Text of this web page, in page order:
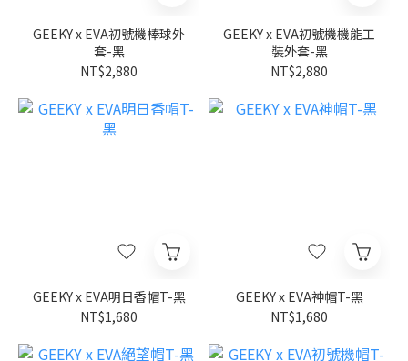
GEEKY x EVA初號機棒球外
套-黑
NT$2,880
GEEKY x EVA初號機機能工
裝外套-黑
NT$2,880
GEEKY x EVA明日香帽T-黑
NT$1,680
GEEKY x EVA神帽T-黑
NT$1,680